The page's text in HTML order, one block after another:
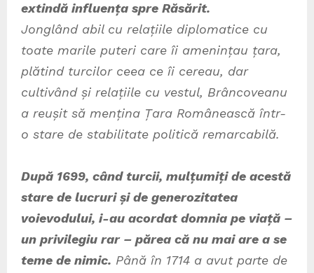
extindă influența spre Răsărit.
Jonglând abil cu relațiile diplomatice cu
toate marile puteri care îi amenințau țara,
plătind turcilor ceea ce îi cereau, dar
cultivând și relațiile cu vestul, Brâncoveanu
a reușit să mențina Țara Românească într-
o stare de stabilitate politică remarcabilă.
După 1699, când turcii, mulțumiți de acestă
stare de lucruri și de generozitatea
voievodului, i-au acordat domnia pe viață –
un privilegiu rar – părea că nu mai are a se
teme de nimic. Până în 1714 a avut parte de